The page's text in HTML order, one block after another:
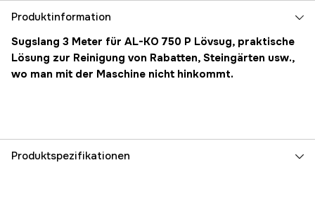
Produktinformation
Sugslang 3 Meter für AL-KO 750 P Lövsug, praktische
Lösung zur Reinigung von Rabatten, Steingärten usw.,
wo man mit der Maschine nicht hinkommt.
Produktspezifikationen